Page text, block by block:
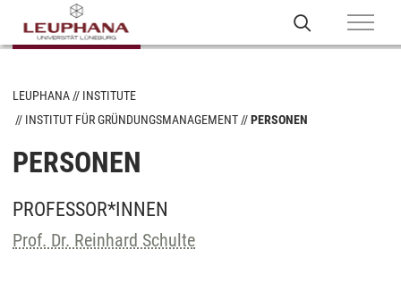
LEUPHANA
INSTITUTE
INSTITUT FÜR GRÜNDUNGSMANAGEMENT
PERSONEN
PERSONEN
PROFESSOR*INNEN
Prof. Dr. Reinhard Schulte